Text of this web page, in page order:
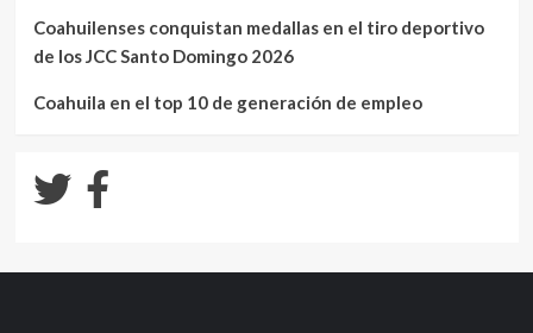
Coahuilenses conquistan medallas en el tiro deportivo
de los JCC Santo Domingo 2026
Coahuila en el top 10 de generación de empleo